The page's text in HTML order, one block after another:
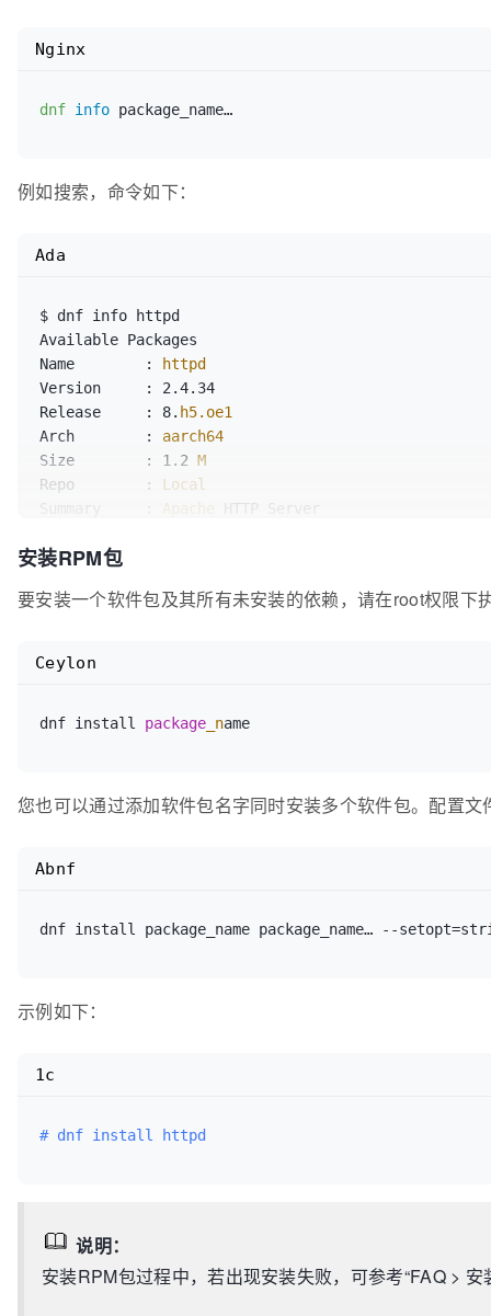
dnf info
Nginx
例如搜索，命令如下：
$ dnf info httpd
Available Packages
Name        :
httpd
Version     : 2.4.34
Release     : 8. h5.oe1
Arch        : aarch64
Size        : 1.2 M
Repo        : Local
Apache HTTP Server
License     :
            :
web
Ada
安装RPM包
要安装一个软件包及其所有未安装的依赖，请在root权限下
dnf install package _n
Ceylon
您也可以通过添加软件包名字同时安装多个软件包。配置
dnf install package_name package_name… --setopt=
Abnf
示例如下：
# dnf install httpd
1c
说明：
安装RPM包过程中，若出现安装失败，可参考“FAQ >